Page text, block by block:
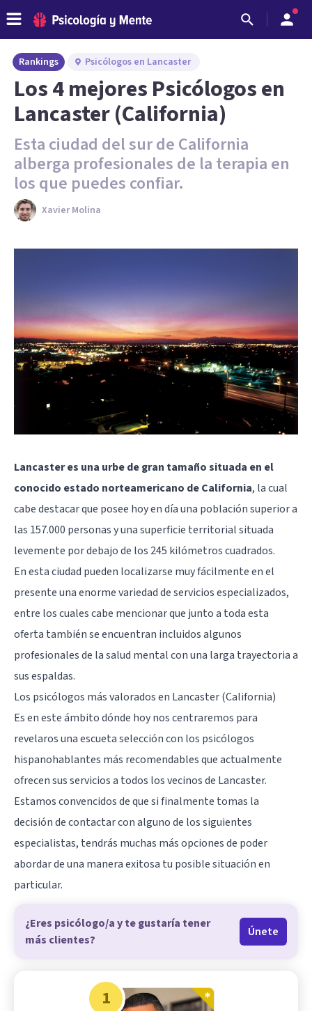
Rankings Psicólogos en Lancaster
Los 4 mejores Psicólogos en
Lancaster (California)
Esta ciudad del sur de California
alberga profesionales de la terapia en
los que puedes confiar.
Xavier Molina
Lancaster es una urbe de gran tamaño situada en el
conocido estado norteamericano de California, la cual
cabe destacar que posee hoy en día una población superior a
las 157.000 personas y una superficie territorial situada
levemente por debajo de los 245 kilómetros cuadrados.
En esta ciudad pueden localizarse muy fácilmente en el
presente una enorme variedad de servicios especializados,
entre los cuales cabe mencionar que junto a toda esta
oferta también se encuentran incluidos algunos
profesionales de la salud mental con una larga trayectoria a
sus espaldas.
Los psicólogos más valorados en Lancaster (California)
Es en este ámbito dónde hoy nos centraremos para
revelaros una escueta selección con los psicólogos
hispanohablantes más recomendables que actualmente
ofrecen sus servicios a todos los vecinos de Lancaster.
Estamos convencidos de que si finalmente tomas la
decisión de contactar con alguno de los siguientes
especialistas, tendrás muchas más opciones de poder
abordar de una manera exitosa tu posible situación en
particular.
¿Eres psicólogo/a y te gustaría tener
más clientes?
Únete
1